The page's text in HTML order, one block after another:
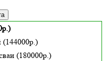
(180000р.)